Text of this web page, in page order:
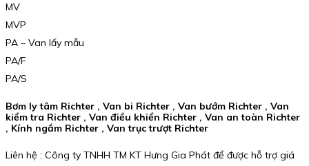
MV
MVP
PA – Van lấy mẫu
PA/F
PA/S
Bơm ly tâm Richter , Van bi Richter , Van bướm Richter , Van
kiểm tra Richter , Van điều khiển Richter , Van an toàn Richter
, Kính ngắm Richter , Van trục trượt Richter
Liên hệ : Công ty TNHH TM KT Hưng Gia Phát để được hỗ trợ giá